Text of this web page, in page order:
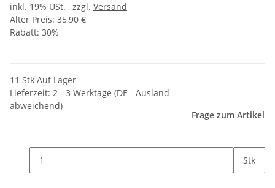
inkl. 19% USt. , zzgl. Versand
Alter Preis: 35,90 €
Rabatt: 30%
11 Stk Auf Lager
Lieferzeit: 2 - 3 Werktage (DE - Ausland
abweichend)
Frage zum Artikel
Stk